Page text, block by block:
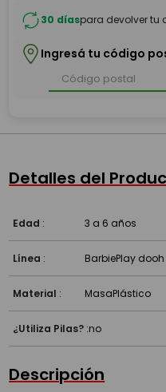
30 díaspara devolver tu
Ingresá tu código
Detalles del
Edad : 3 a 6 años
Línea : BarbiePlay dooh
Material : MasaPlástico
¿Utiliza Pilas? :no
Descripción